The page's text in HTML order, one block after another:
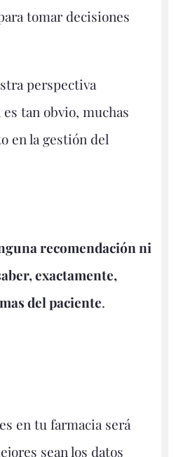
tomar decisiones
perspectiva
tan obvio, muchas
en la gestión del
recomendación ni
exactamente,
del paciente.
en tu farmacia será
sean los datos